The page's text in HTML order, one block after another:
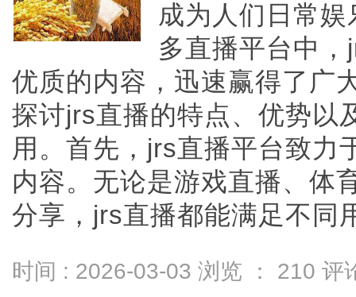
成为人们日常
多直播平台中
优质的内容，迅速赢得了广
探讨jrs直播的特点、优势以
用。首先，jrs直播平台致力
内容。无论是游戏直播、体
分享，jrs直播都能满足不同
时间 : 2026-03-03 浏览 ： 210 评